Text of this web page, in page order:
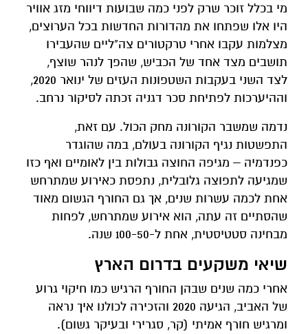
מי בכלל זוכר שרק לפני כמה שבועות דיווחי מזג אוויר
היו אלו שפתחו את מהדורות החדשות בכל הערוצים,
מצלמות עקבו אחרי טרקטורים צה"ליים שהעבירו
תושבים מצד אחד של הכביש, שהפך לנהר שוצף,
לצד השני בעקבות השטפונות העזים של ינואר 2020,
וההיערכות לפתיחת סכר דגניה זכתה לסיקור נרחב.
נדמה שמשבר הקורונה מחק הכול. עם זאת,
התפשטות נגיף הקורונה בעולם, במה שהוגדר
כפנדמיה – מגיפה החוצה גבולות בין לאומיים ואף כזו
שמגיעה לתפוצה גלובלית, נתפסת כאירוע שמתרחש
אחת לכמה עשרות שנים, אך גם החורף הגשום מאוד
שהסתיים זה עתה, הוא אירוע שמתרחש, לפחות
מבחינה סטטיסטית, אחת ל-100-50 שנה.
שיאי משקעים בדרום הארץ
אחרי כמה שנים שבהן החורף הרגיש כמו חיקוי גרוע
של האביב, הגיעה 2020 והזכירה לכולנו איך נראה
ומרגיש חורף אמיתי (קר, סגרירי ובעיקר גשום).